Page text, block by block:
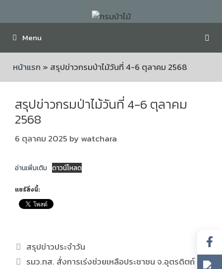
Menu
หน้าแรก » สรุปข่าวกรมป่าไม้วันที่ 4-6 ตุลาคม 2568
สรุปข่าวกรมป่าไม้วันที่ 4-6 ตุลาคม
2568
6 ตุลาคม 2025 bywatchara
อ่านเพิ่มเติม ดาวน์โหลด
แชร์สิ่งนี้:
สรุปข่าวประจำวัน
รมว.ทส. สั่งการเร่งช่วยเหลือประชาชน จ.อุตรดิตถ์